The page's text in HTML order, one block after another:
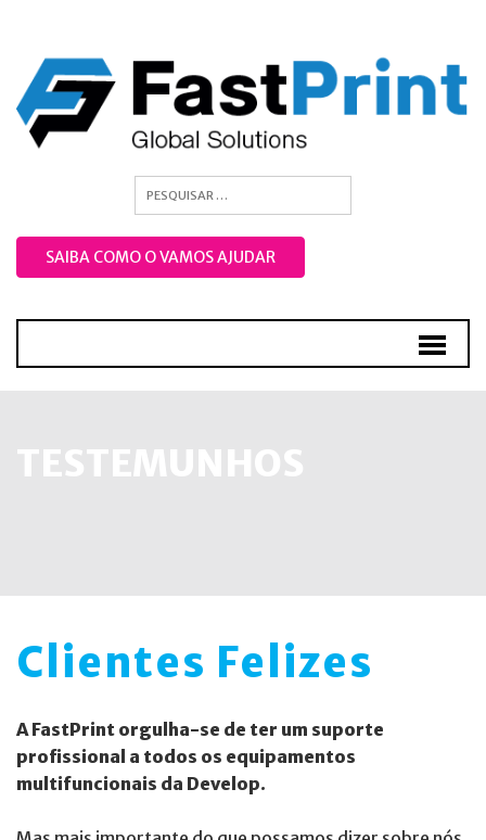
SAIBA COMO O VAMOS AJUDAR
TESTEMUNHOS
Clientes Felizes
A FastPrint orgulha-se de ter um suporte
profissional a todos os equipamentos
multifuncionais da Develop.